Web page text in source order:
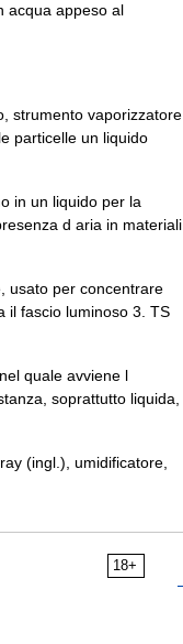
acqua appeso al
strumento vaporizzatore
particelle un liquido
in un liquido per la
d aria in materiali
usato per concentrare
il fascio luminoso 3. TS
quale avviene l
soprattutto liquida,
(ingl.), umidificatore,
18+